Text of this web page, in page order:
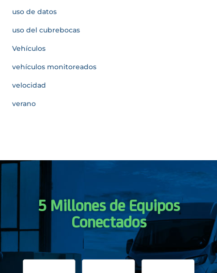
uso de datos
uso del cubrebocas
Vehículos
vehículos monitoreados
velocidad
verano
5 Millones de Equipos
Conectados